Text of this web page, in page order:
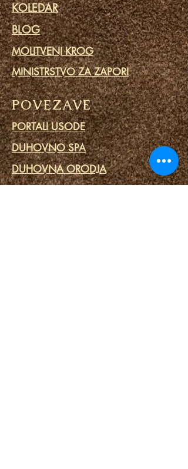
KOLEDAR
BLOG
MOLITVENI KROG
MINISTRSTVO ZA ZAPORI
POVEZAVE
PORTALI USODE
DUHOVNO SPA
DUHOVNA ORODJA